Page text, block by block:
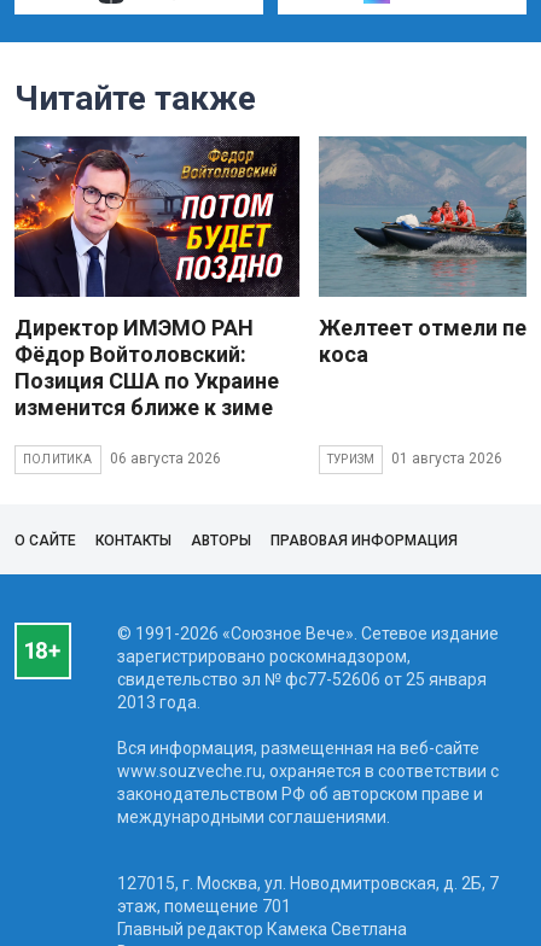
Читайте также
Директор ИМЭМО РАН
Фёдор Войтоловский:
Позиция США по Украине
изменится ближе к зиме
ПОЛИТИКА 06 августа 2026
Желтеет отмели
коса
ТУРИЗМ 01 августа 2026
О САЙТЕ КОНТАКТЫ АВТОРЫ ПРАВОВАЯ ИНФОРМАЦИЯ
© 1991-2026 «Союзное Вече». Сетевое издание
зарегистрировано роскомнадзором,
свидетельство эл № фc77-52606 от 25 января
2013 года.
Вся информация, размещенная на веб-сайте
www.souzveche.ru, охраняется в соответствии с
законодательством РФ об авторском праве и
международными соглашениями.
127015, г. Москва, ул. Новодмитровская, д. 2Б, 7
этаж, помещение 701
Главный редактор Камека Светлана